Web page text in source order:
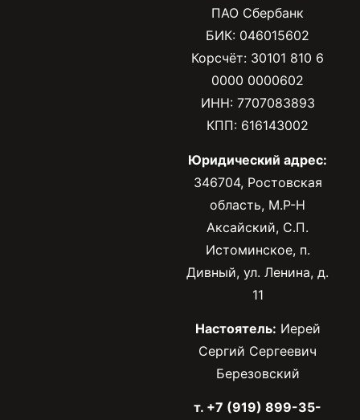
ПАО Сбербанк
БИК: 046015602
Корсчёт: 30101 810 6
0000 0000602
ИНН: 7707083893
КПП: 616143002
Юридический адрес:
346704, Ростовская
область, М.Р-Н
Аксайский, С.П.
Истоминское, п.
Дивный, ул. Ленина, д.
11
Настоятель: Иерей
Сергий Сергеевич
Березовский
т. +7 (919) 899-35-